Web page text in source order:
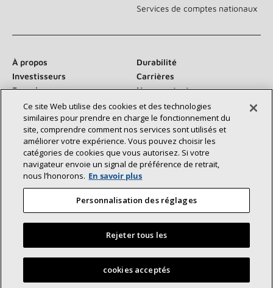
Services de comptes nationaux
À propos
Durabilité
Investisseurs
Carrières
Fournisseurs
Nous contacter
Salle de presse
Communiquez avec nous :
©2026 Lennox International Inc.
Déclaration d’accessibilité
Confidentialité
Conditions générales
Ce site Web utilise des cookies et des technologies
similaires pour prendre en charge le fonctionnement du
site, comprendre comment nos services sont utilisés et
améliorer votre expérience. Vous pouvez choisir les
catégories de cookies que vous autorisez. Si votre
navigateur envoie un signal de préférence de retrait,
nous l’honorons. En savoir plus
Personnalisation des réglages
Rejeter tous les
cookies acceptés